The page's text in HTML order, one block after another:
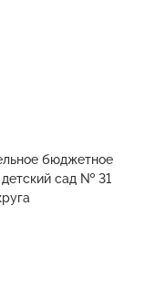
бюджетное
сад № 31